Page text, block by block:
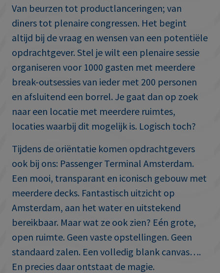
Van beurzen tot productlanceringen; van
diners tot plenaire congressen. Het begint
altijd bij de vraag en wensen van een potentiële
opdrachtgever. Stel je wilt een plenaire sessie
organiseren voor 1000 gasten met meerdere
break-outsessies van ieder met 200 personen
en afsluitend een borrel. Je gaat dan op zoek
naar een locatie met meerdere ruimtes,
locaties waarbij dit mogelijk is. Logisch toch?
Tijdens de oriëntatie komen opdrachtgevers
ook bij ons: Passenger Terminal Amsterdam.
Een mooi, transparant en iconisch gebouw met
meerdere decks. Fantastisch uitzicht op
Amsterdam, aan het water en uitstekend
bereikbaar. Maar wat ze ook zien? Eén grote,
open ruimte. Geen vaste opstellingen. Geen
standaard zalen. Een volledig blank canvas….
En precies daar ontstaat de magie.